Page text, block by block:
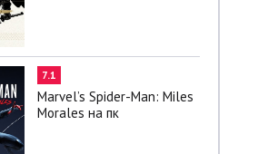
7.1
Marvel’s Spider-Man: Miles
Morales на пк